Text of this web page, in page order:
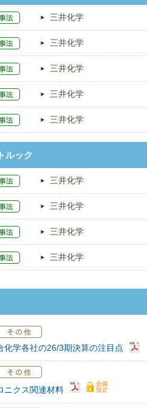
三井化学
三井化学
三井化学
三井化学
三井化学
ルック
三井化学
三井化学
三井化学
三井化学
化学各社の26/3期決算の注目点
ニクス関連材料